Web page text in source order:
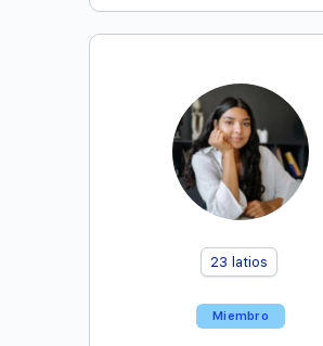
23 latios
Miembro